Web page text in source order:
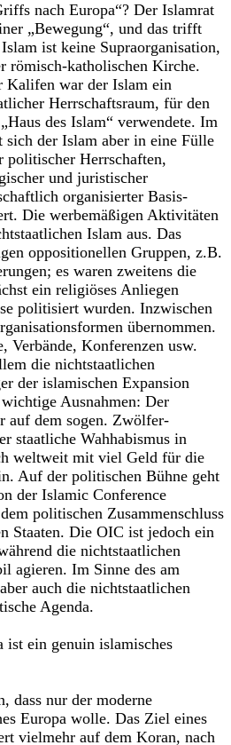
nach Europa“? Der Islamrat
„Bewegung“, und das trifft
ist keine Supraorganisation,
römisch-katholischen Kirche.
Kalifen war der Islam ein
Herrschaftsraum, für den
des Islam“ verwendete. Im
sich der Islam aber in eine Fülle
politischer Herrschaften,
und juristischer
organisierter Basis-
Die werbemäßigen Aktivitäten
Islam aus. Das
oppositionellen Gruppen, z.B.
es waren zweitens die
ein religiöses Anliegen
politisiert wurden. Inzwischen
übernommen.
Verbände, Konferenzen usw.
die nichtstaatlichen
der islamischen Expansion
Ausnahmen: Der
auf dem sogen. Zwölfer-
staatliche Wahhabismus in
weltweit mit viel Geld für die
Auf der politischen Bühne geht
der Islamic Conference
politischen Zusammenschluss
Staaten. Die OIC ist jedoch ein
die nichtstaatlichen
agieren. Im Sinne des am
auch die nichtstaatlichen
Agenda.
ein genuin islamisches
dass nur der moderne
Europa wolle. Das Ziel eines
vielmehr auf dem Koran, nach